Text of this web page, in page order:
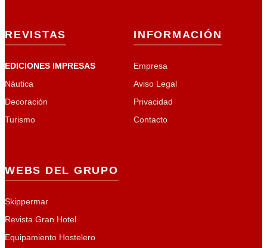
REVISTAS
EDICIONES IMPRESAS
Náutica
Decoración
Turismo
INFORMACIÓN
Empresa
Aviso Legal
Privacidad
Contacto
WEBS DEL GRUPO
Skippermar
Revista Gran Hotel
Equipamiento Hostelero